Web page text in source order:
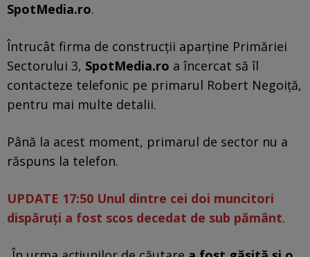
SpotMedia.ro.
Întrucât firma de construcții aparține Primăriei
Sectorului 3, SpotMedia.ro a încercat să îl
contacteze telefonic pe primarul Robert Negoiță,
pentru mai multe detalii.
Până la acest moment, primarul de sector nu a
răspuns la telefon.
UPDATE 17:50 Unul dintre cei doi muncitori
dispăruți a fost scos decedat de sub pământ.